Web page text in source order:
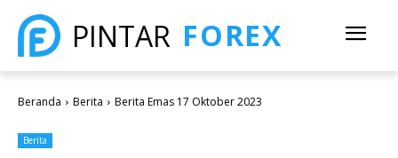
PINTAR FOREX
Beranda Berita Berita Emas 17 Oktober 2023
Berita